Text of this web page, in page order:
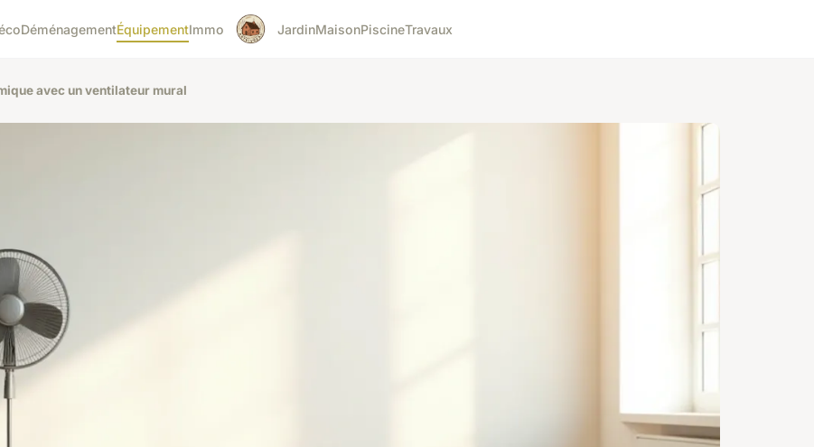
DéménagementÉquipementImmo JardinMaisonPiscineTravaux
avec un ventilateur mural